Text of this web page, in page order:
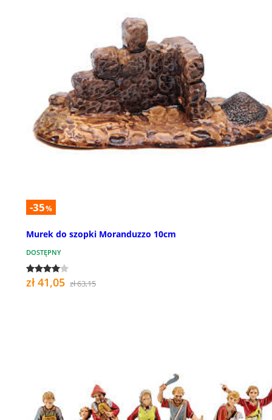
-35%
Murek do szopki Moranduzzo 10cm
DOSTĘPNY
zł 41,05 zł 63,15